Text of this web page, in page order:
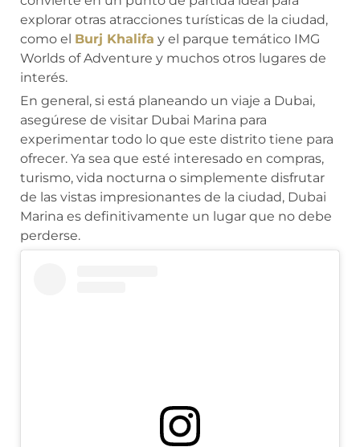
explorar otras atracciones turísticas de la ciudad,
como el Burj Khalifa y el parque temático IMG
Worlds of Adventure y muchos otros lugares de
interés.
En general, si está planeando un viaje a Dubai,
asegúrese de visitar Dubai Marina para
experimentar todo lo que este distrito tiene para
ofrecer. Ya sea que esté interesado en compras,
turismo, vida nocturna o simplemente disfrutar
de las vistas impresionantes de la ciudad, Dubai
Marina es definitivamente un lugar que no debe
perderse.